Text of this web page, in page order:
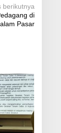
berikutnya
di
Pasar